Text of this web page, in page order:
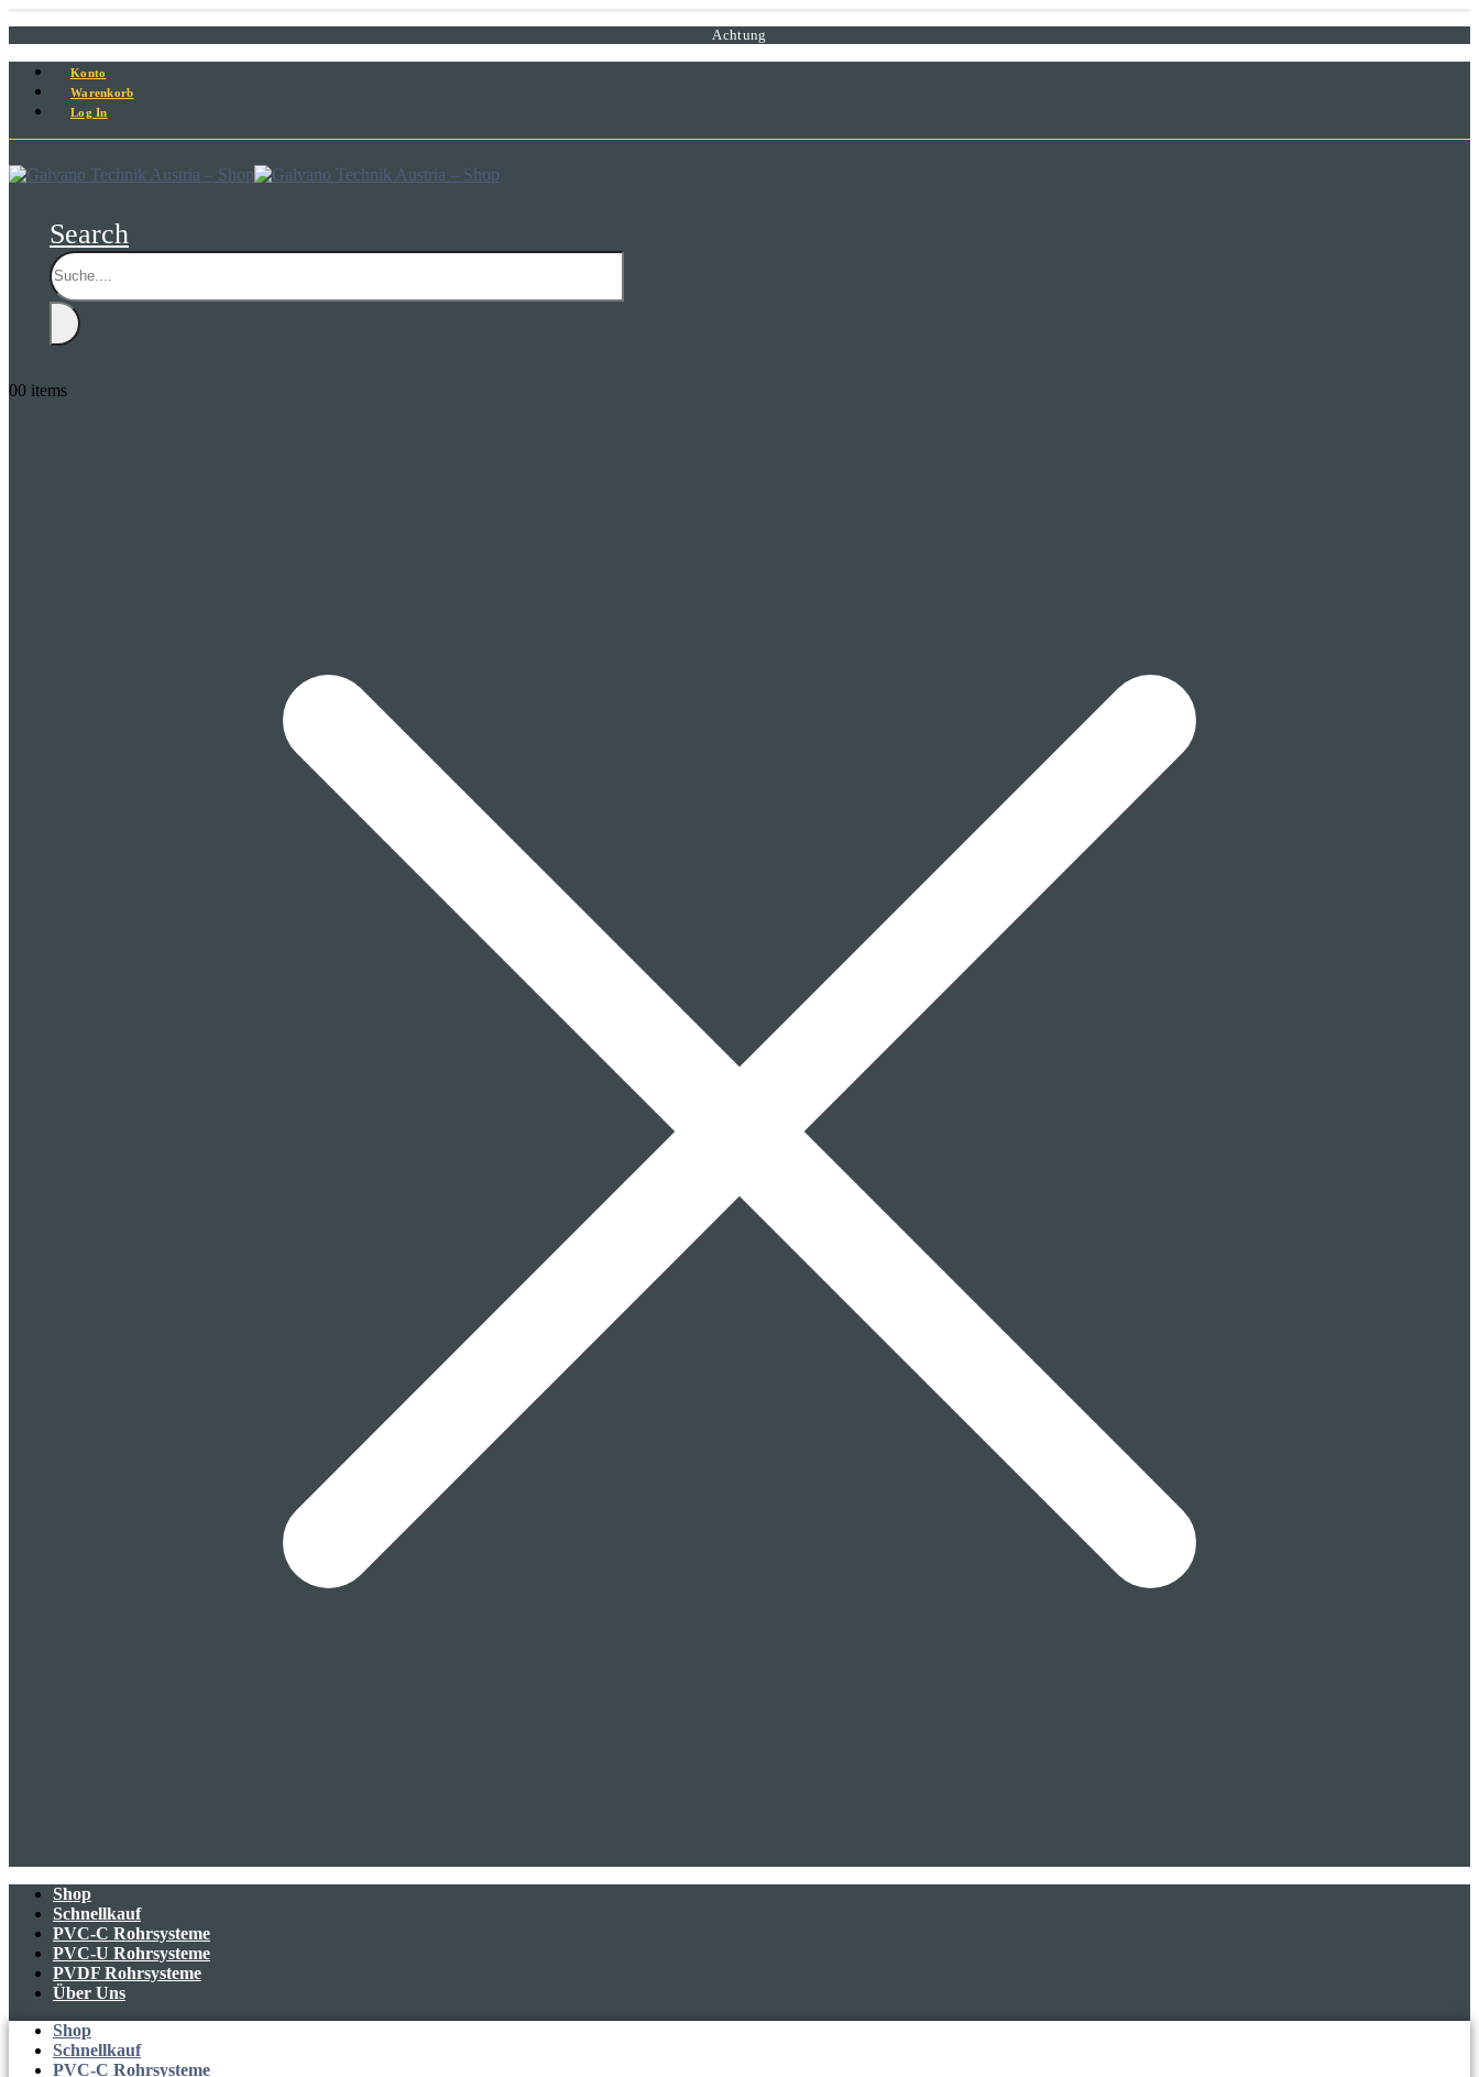
Achtung
Konto
Warenkorb
Log In
Search
00 items
Shop
Schnellkauf
PVC-C Rohrsysteme
PVC-U Rohrsysteme
PVDF Rohrsysteme
Über Uns
Shop
Schnellkauf
PVC-C Rohrsysteme